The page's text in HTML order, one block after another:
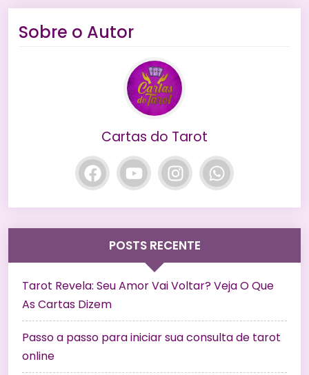
Sobre o Autor
Cartas do Tarot
POSTS RECENTE
Tarot Revela: Seu Amor Vai Voltar? Veja O Que
As Cartas Dizem
Passo a passo para iniciar sua consulta de tarot
online